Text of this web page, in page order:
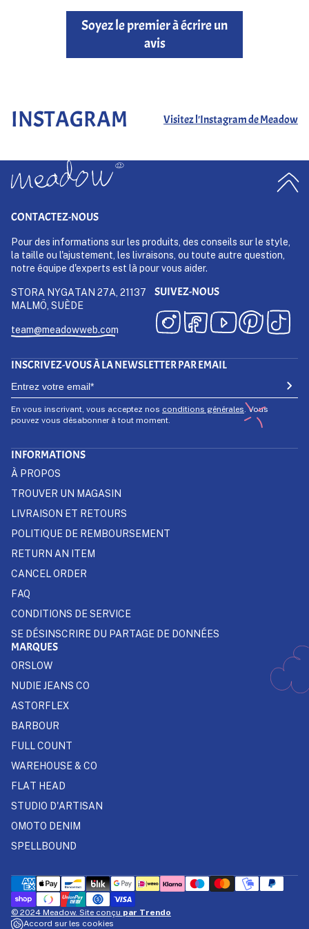
Soyez le premier à écrire un
avis
INSTAGRAM Visitez l'Instagram de Meadow
CONTACTEZ-NOUS
Pour des informations sur les produits, des conseils sur le style,
la taille ou l'ajustement, les livraisons, ou toute autre question,
notre équipe d'experts est là pour vous aider.
STORA NYGATAN 27A, 21137
MALMÖ, SUÈDE
team@meadowweb.com
SUIVEZ-NOUS
INSCRIVEZ-VOUS À LA NEWSLETTER PAR EMAIL
En vous inscrivant, vous acceptez nos conditions générales . Vous
pouvez vous désabonner à tout moment.
INFORMATIONS
À PROPOS
TROUVER UN MAGASIN
LIVRAISON ET RETOURS
POLITIQUE DE REMBOURSEMENT
RETURN AN ITEM
CANCEL ORDER
FAQ
CONDITIONS DE SERVICE
SE DÉSINSCRIRE DU PARTAGE DE DONNÉES
MARQUES
ORSLOW
NUDIE JEANS CO
ASTORFLEX
BARBOUR
FULL COUNT
WAREHOUSE & CO
FLAT HEAD
STUDIO D'ARTISAN
OMOTO DENIM
SPELLBOUND
Accord sur les cookies
© 2024 Meadow. Site conçu par Trendo